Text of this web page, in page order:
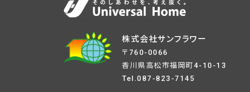
株式会社サンフラワー
〒760-0066
香川県高松市福岡町4-10-13
Tel.087-823-7145